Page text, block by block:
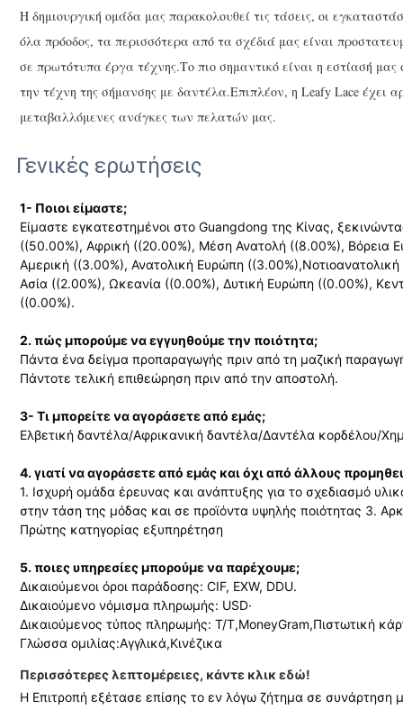
Η δημιουργική ομάδα μας παρακολουθεί τις τάσεις, οι
όλα πρόοδος, τα περισσότερα από τα σχέδιά μας είναι
σε πρωτότυπα έργα τέχνης.Το πιο σημαντικό είναι η εστίασή
την τέχνη της σήμανσης με δαντέλα.Επιπλέον, η Leafy Lace έχει
μεταβαλλόμενες ανάγκες των πελατών μας.
Γενικές ερωτήσεις
1- Ποιοι είμαστε;
Είμαστε εγκατεστημένοι στο Guangdong της Κίνας,
((50.00%), Αφρική ((20.00%), Μέση Ανατολή ((8.00%), Βόρεια
Αμερική ((3.00%), Ανατολική Ευρώπη
Ασία ((2.00%), Ωκεανία ((0.00%), Δυτική Ευρώπη ((0.00%),
((0.00%).
2. πώς μπορούμε να εγγυηθούμε την ποιότητα;
Πάντα ένα δείγμα προπαραγωγής πριν από τη μαζική
Πάντοτε τελική επιθεώρηση πριν από την αποστολή.
3- Τι μπορείτε να αγοράσετε από εμάς;
Ελβετική δαντέλα/Αφρικανική δαντέλα/Δαντέλα κορδέλου/
4. γιατί να αγοράσετε από εμάς και όχι από άλλους
1. Ισχυρή ομάδα έρευνας και ανάπτυξης για το σχεδιασμό
στην τάση της μόδας και σε προϊόντα υψηλής ποιότητας 3.
Πρώτης κατηγορίας εξυπηρέτηση
5. ποιες υπηρεσίες μπορούμε να παρέχουμε;
Δικαιούμενοι όροι παράδοσης: CIF, EXW, DDU.
Δικαιούμενο νόμισμα πληρωμής: USD·
Δικαιούμενος τύπος πληρωμής: T/T,MoneyGram,Πιστωτική
Γλώσσα ομιλίας:Αγγλικά,Κινέζικα
Περισσότερες λεπτομέρειες, κάντε κλικ εδώ!
Η Επιτροπή εξέτασε επίσης το εν λόγω ζήτημα σε συνάρτηση